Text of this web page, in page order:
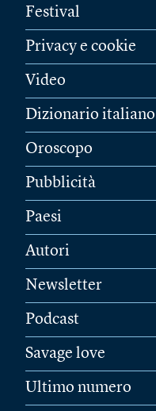
Festival
Privacy e cookie
Video
Dizionario italiano
Oroscopo
Pubblicità
Paesi
Autori
Newsletter
Podcast
Savage love
Ultimo numero